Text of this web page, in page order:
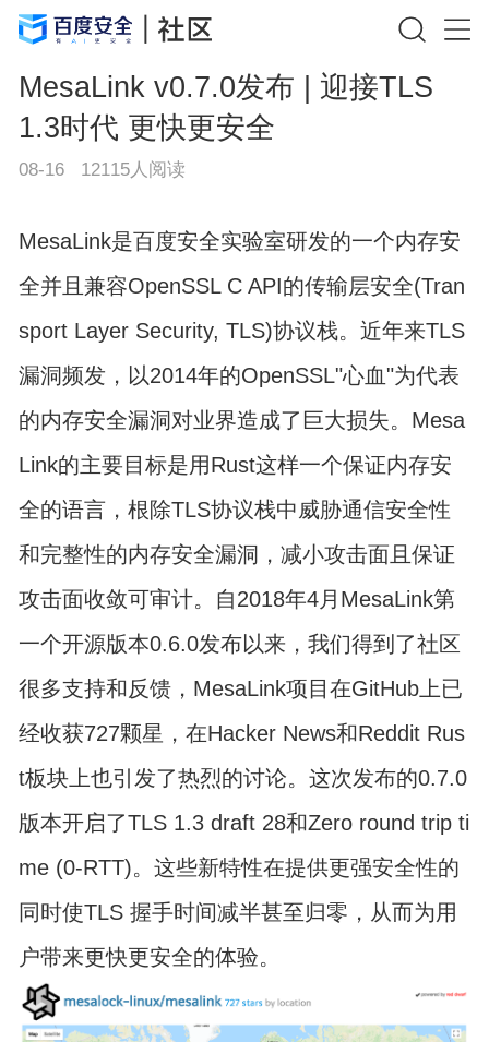
MesaLink v0.7.0发布 | 迎接TLS
1.3时代 更快更安全
08-16 12115人阅读
MesaLink是百度安全实验室研发的一个内存安
全并且兼容OpenSSL C API的传输层安全(Tran
sport Layer Security, TLS)协议栈。近年来TLS
漏洞频发，以2014年的OpenSSL"心血"为代表
的内存安全漏洞对业界造成了巨大损失。Mesa
Link的主要目标是用Rust这样一个保证内存安
全的语言，根除TLS协议栈中威胁通信安全性
和完整性的内存安全漏洞，减小攻击面且保证
攻击面收敛可审计。自2018年4月MesaLink第
一个开源版本0.6.0发布以来，我们得到了社区
很多支持和反馈，MesaLink项目在GitHub上已
经收获727颗星，在Hacker News和Reddit Rus
t板块上也引发了热烈的讨论。这次发布的0.7.0
版本开启了TLS 1.3 draft 28和Zero round trip ti
me (0-RTT)。这些新特性在提供更强安全性的
同时使TLS 握手时间减半甚至归零，从而为用
户带来更快更安全的体验。